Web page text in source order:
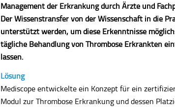
Management der Erkrankung durch Ärzte und
Der Wissenstransfer von der Wissenschaft in die
unterstützt werden, um diese Erkenntnisse
tägliche Behandlung von Thrombose Erkrankten
lassen.
Lösung
Mediscope entwickelte ein Konzept für ein
Modul zur Thrombose Erkrankung und dessen